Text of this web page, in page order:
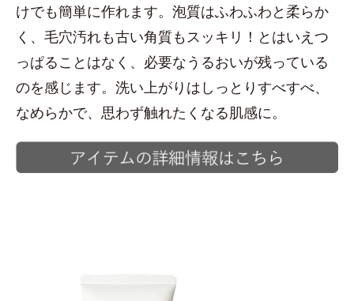
けでも簡単に作れます。泡質はふわふわと柔らか
く、毛穴汚れも古い角質もスッキリ！とはいえつ
っぱることはなく、必要なうるおいが残っている
のを感じます。洗い上がりはしっとりすべすべ、
なめらかで、思わず触れたくなる肌感に。